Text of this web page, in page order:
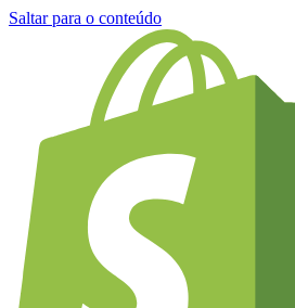
Saltar para o conteúdo